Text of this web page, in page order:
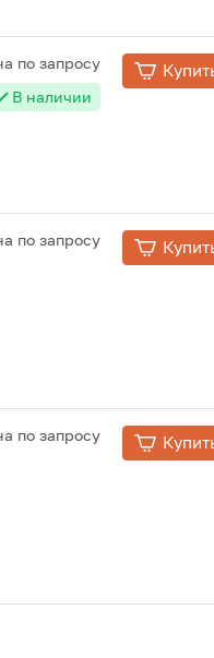
по запросу
В наличии
по запросу
по запросу